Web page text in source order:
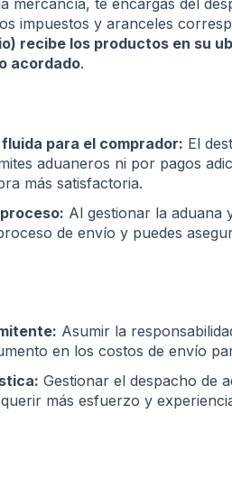
mercancía, te encargas del
impuestos y aranceles
recibe los productos en su
acordado.
para el comprador: El
aduaneros ni por pagos
más satisfactoria.
Al gestionar la aduana
de envío y puedes
Asumir la
en los costos de envío
Gestionar el despacho de
más esfuerzo y